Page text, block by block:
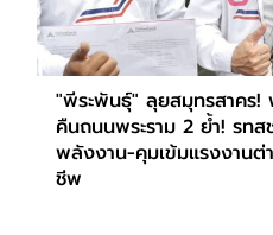
"พีระพันธุ์" ลุยสมุทรสาคร!
คืนถนนพระราม 2 ย้ำ! รทส
พลังงาน-คุมเข้มแรงงาน
ชีพ